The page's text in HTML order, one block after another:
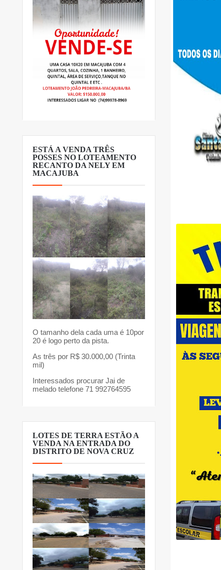
ESTÁ A VENDA TRÊS
POSSES NO LOTEAMENTO
RECANTO DA NELY EM
MACAJUBA
O tamanho dela cada uma é 10por
20 é logo perto da pista.
As três por R$ 30.000,00 (Trinta
mil)
Interessados procurar Jai de
melado telefone 71 992764595
LOTES DE TERRA ESTÃO A
VENDA NA ENTRADA DO
DISTRITO DE NOVA CRUZ